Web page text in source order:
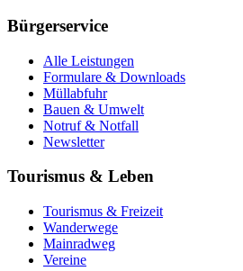
Bürgerservice
Alle Leistungen
Formulare & Downloads
Müllabfuhr
Bauen & Umwelt
Notruf & Notfall
Newsletter
Tourismus & Leben
Tourismus & Freizeit
Wanderwege
Mainradweg
Vereine